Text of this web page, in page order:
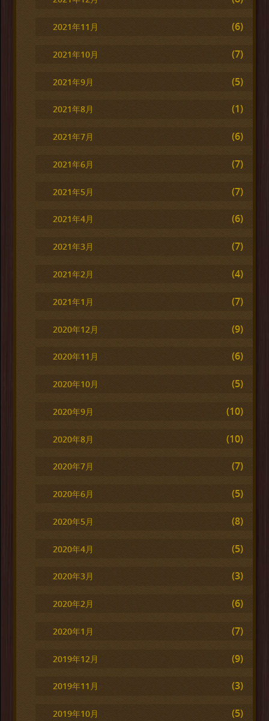
2021年11月 (6)
2021年10月 (7)
2021年9月 (5)
2021年8月 (1)
2021年7月 (6)
2021年6月 (7)
2021年5月 (7)
2021年4月 (6)
2021年3月 (7)
2021年2月 (4)
2021年1月 (7)
2020年12月 (9)
2020年11月 (6)
2020年10月 (5)
2020年9月 (10)
2020年8月 (10)
2020年7月 (7)
2020年6月 (5)
2020年5月 (8)
2020年4月 (5)
2020年3月 (3)
2020年2月 (6)
2020年1月 (7)
2019年12月 (9)
2019年11月 (3)
2019年10月 (5)